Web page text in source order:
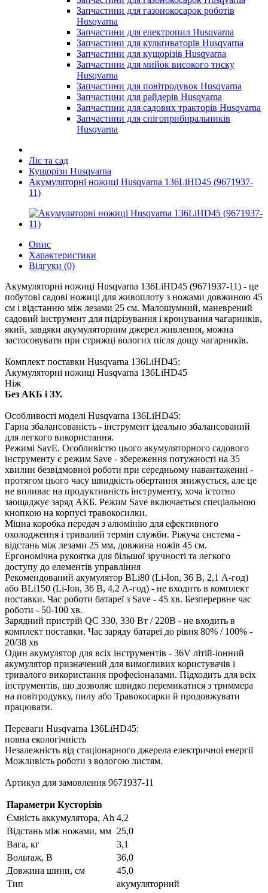
Запчастини для газонокосарок роботів
Husqvarna
Запчастини для електропил Husqvarna
Запчастини для культиваторів Husqvarna
Запчастини для кущорізів Husqvarna
Запчастини для мийок високого тиску
Husqvarna
Запчастини для повітродувок Husqvarna
Запчастини для райдерів Husqvarna
Запчастини для садових тракторів Husqvarna
Запчастини для снігоприбиральників
Husqvarna
Ліс та сад
Кущорізи Husqvarna
Акумуляторні ножиці Husqvarna 136LiHD45 (9671937-
11)
Опис
Характеристики
Відгуки (0)
Акумуляторні ножиці Husqvarna 136LiHD45 (9671937-11) - це
побутові садові ножиці для живоплоту з ножами довжиною 45
см і відстанню між лезами 25 см. Малошумний, маневрений
садовий інструмент для підрізування і кронування чагарників,
який, завдяки акумуляторним джерел живлення, можна
застосовувати при стрижці вологих після дощу чагарників.
Комплект поставки Husqvarna 136LiHD45:
Акумуляторні ножиці Husqvarna 136LiHD45
Ніж
Без АКБ і ЗУ.
Особливості моделі Husqvarna 136LiHD45:
Гарна збалансованість - інструмент ідеально збалансований
для легкого використання.
Режимі SavE. Особливістю цього акумуляторного садового
інструменту є режим Save - збереження потужності на 35
хвилин безвідмовної роботи при середньому навантаженні -
протягом цього часу швидкість обертання знижується, але це
не впливає на продуктивність інструменту, хоча істотно
заощаджує заряд АКБ. Режим Save включається спеціальною
кнопкою на корпусі травокосилки.
Міцна коробка передач з алюмінію для ефективного
охолодження і тривалий термін служби. Ріжуча система -
відстань між лезами 25 мм, довжина ножів 45 см.
Ергономічна рукоятка для більшої зручності та легкого
доступу до елементів управління
Рекомендований акумулятор BLi80 (Li-Ion, 36 В, 2,1 А-год)
або BLi150 (Li-Ion, 36 В, 4,2 А-год) - не входить в комплект
поставки. Час роботи батареї з Save - 45 хв. Безперервне час
роботи - 50-100 хв.
Зарядний пристрій QC 330, 330 Вт / 220В - не входить в
комплект поставки. Час заряду батареї до рівня 80% / 100% -
20/38 хв
Один акумулятор для всіх інструментів - 36V літій-іонний
акумулятор призначений для вимогливих користувачів і
тривалого використання професіоналами. Підходить для всіх
інструментів, що дозволяє швидко перемикатися з триммера
на повітродувку, пилу або Травокосарки й продовжувати
працювати.
Переваги Husqvarna 136LiHD45:
повна екологічність
Незалежність від стаціонарного джерела електричної енергії
Можливість роботи з вологою листям.
Артикул для замовлення 9671937-11
Параметри Кусторізів
Ємність аккумулятора, Ah 4,2
Відстань між ножами, мм 25,0
Вага, кг
3,1
Вольтаж, В
36,0
Довжина шини, см
45,0
Тип
акумуляторний